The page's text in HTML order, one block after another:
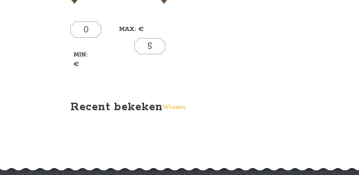
0
MIN:
€
MAX: €
5
Recent bekekenWissen